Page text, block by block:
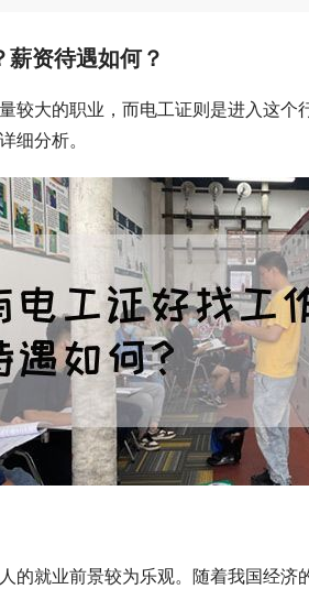
资待遇如何？
较大的职业，而电工证则是进入这
细分析。
的就业前景较为乐观。随着我国经济